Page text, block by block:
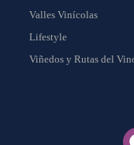
Valles Vinícolas
Lifestyle
Viñedos y Rutas del